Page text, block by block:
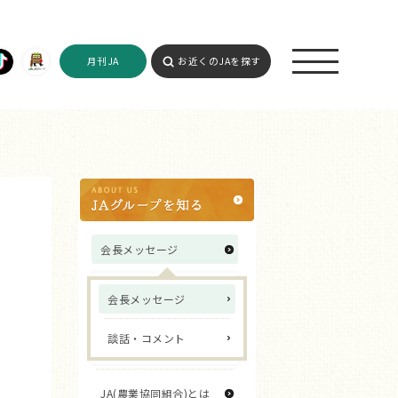
月刊JA お近くのJAを探す
会長メッセージ
会長メッセージ
談話・コメント
JA(農業協同組合)とは